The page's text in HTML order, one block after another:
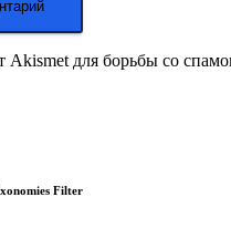
Akismet для борьбы со
Filter